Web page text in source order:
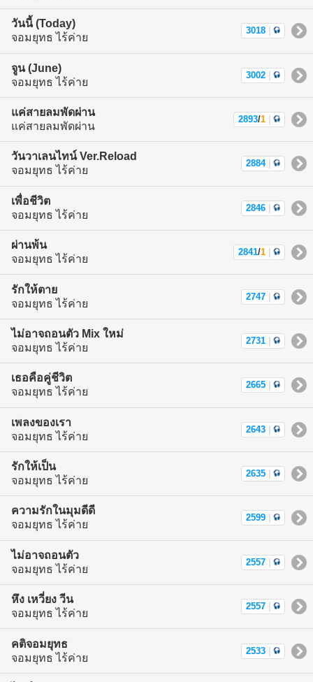
วันนี้ (Today)
จอมยุทธ ไร้ค่าย
3018
จูน (June)
จอมยุทธ ไร้ค่าย
3002
แค่สายลมพัดผ่าน
แค่สายลมพัดผ่าน
2893/1
วันวาเลนไทน์ Ver.Reload
จอมยุทธ ไร้ค่าย
2884
เพื่อชีวิต
จอมยุทธ ไร้ค่าย
2846
ผ่านพ้น
จอมยุทธ ไร้ค่าย
2841/1
รักให้ตาย
จอมยุทธ ไร้ค่าย
2747
ไม่อาจถอนตัว Mix ใหม่
จอมยุทธ ไร้ค่าย
2731
เธอคือคู่ชีวิต
จอมยุทธ ไร้ค่าย
2665
เพลงของเรา
จอมยุทธ ไร้ค่าย
2643
รักให้เป็น
จอมยุทธ ไร้ค่าย
2635
ความรักในมุมดีดี
จอมยุทธ ไร้ค่าย
2599
ไม่อาจถอนตัว
จอมยุทธ ไร้ค่าย
2557
หึง เหวี่ยง วีน
จอมยุทธ ไร้ค่าย
2557
คติจอมยุทธ
จอมยุทธ ไร้ค่าย
2533